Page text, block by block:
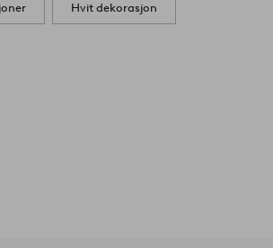
Hvit dekorasjon